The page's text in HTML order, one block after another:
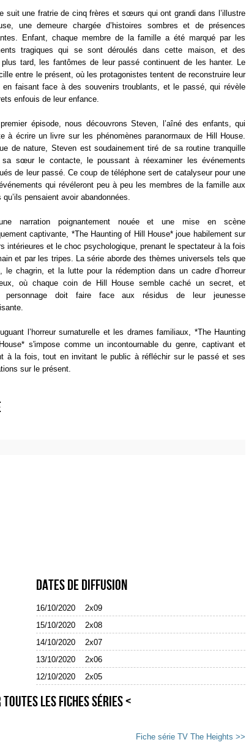
suit une fratrie de cinq frères et sœurs qui ont grandi dans l’illustre
une demeure chargée d’histoires sombres et de présences
Enfant, chaque membre de la famille a été marqué par les
tragiques qui se sont déroulés dans cette maison, et des
plus tard, les fantômes de leur passé continuent de les hanter. Le
entre le présent, où les protagonistes tentent de reconstruire leur
en faisant face à des souvenirs troublants, et le passé, qui révèle
enfouis de leur enfance.
épisode, nous découvrons Steven, l’aîné des enfants, qui
à écrire un livre sur les phénomènes paranormaux de Hill House.
de nature, Steven est soudainement tiré de sa routine tranquille
sa sœur le contacte, le poussant à réexaminer les événements
de leur passé. Ce coup de téléphone sert de catalyseur pour une
qui révéleront peu à peu les membres de la famille aux
qu’ils pensaient avoir abandonnées.
narration poignantement nouée et une mise en scène
captivante, *The Haunting of Hill House* joue habilement sur
intérieures et le choc psychologique, prenant le spectateur à la fois
et par les tripes. La série aborde des thèmes universels tels que
le chagrin, et la lutte pour la rédemption dans un cadre d’horreur
où chaque coin de Hill House semble caché un secret, et
personnage doit faire face aux résidus de leur jeunesse
l’horreur surnaturelle et les drames familiaux, *The Haunting
s'impose comme un incontournable du genre, captivant et
à la fois, tout en invitant le public à réfléchir sur le passé et ses
sur le présent.
Dates de diffusion
16/10/2020
2x09
15/10/2020
2x08
14/10/2020
2x07
13/10/2020
2x06
12/10/2020
2x05
les fiches séries <
Fiche série TV The Heights >>